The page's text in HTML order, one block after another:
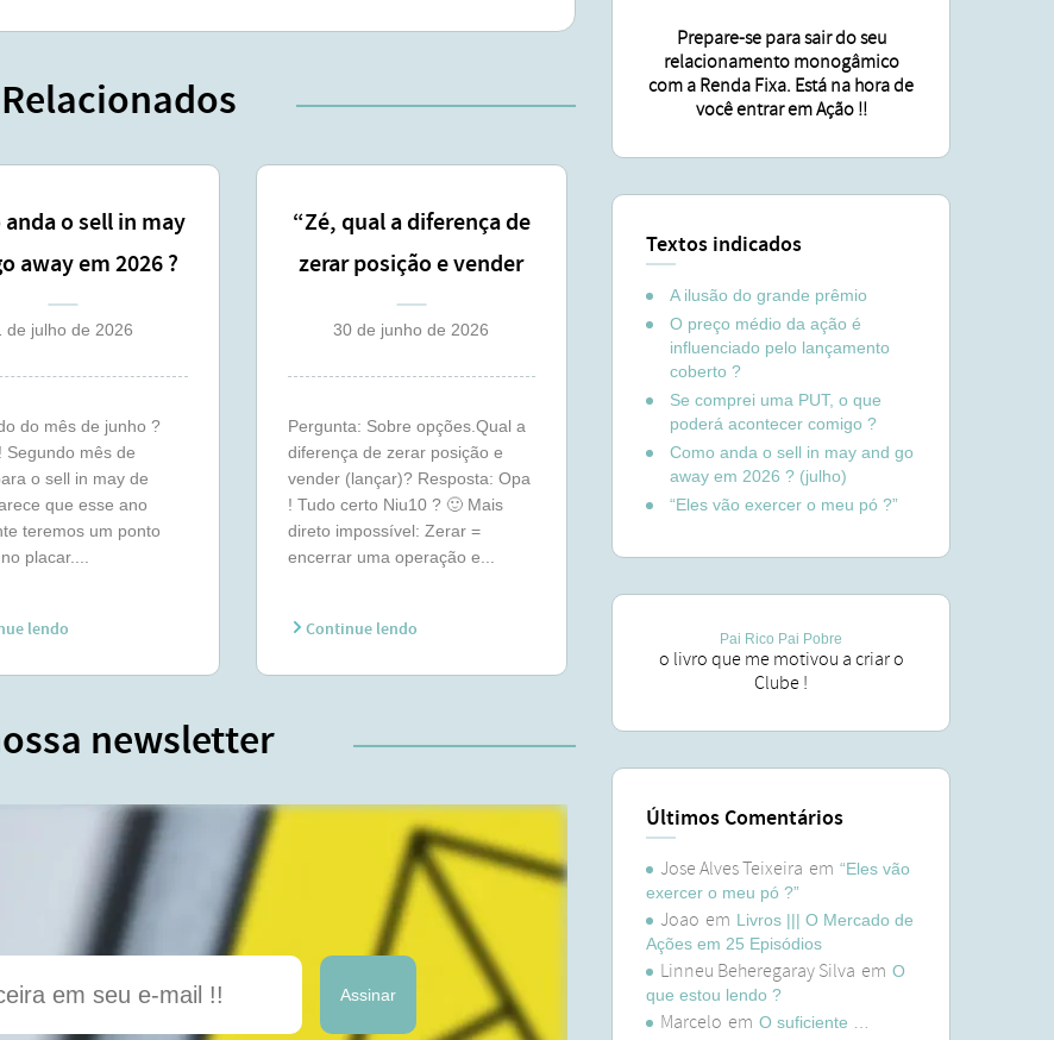
anda o sell in may
away em 2026 ?
(junho)
de julho de 2026
do mês de junho ?
Segundo mês de
o sell in may de
que esse ano
teremos um ponto
placar....
lendo
“Zé, qual a diferença de
zerar posição e vender
(lançar) ?”
30 de junho de 2026
Pergunta: Sobre opções.Qual a
diferença de zerar posição e
vender (lançar)? Resposta: Opa
! Tudo certo Niu10 ? 🙂 Mais
direto impossível: Zerar =
encerrar uma operação e...
Continue lendo
newsletter
Assinar
Prepare-se para sair do seu
relacionamento monogâmico
com a Renda Fixa. Está na hora de
você entrar em Ação !!
Textos indicados
A ilusão do grande prêmio
O preço médio da ação é
influenciado pelo lançamento
coberto ?
Se comprei uma PUT, o que
poderá acontecer comigo ?
Como anda o sell in may and go
away em 2026 ? (julho)
“Eles vão exercer o meu pó ?”
Pai Rico Pai Pobre
o livro que me motivou a criar o
Clube !
Últimos Comentários
Jose Alves Teixeira em “Eles vão
exercer o meu pó ?”
Joao em Livros ||| O Mercado de
Ações em 25 Episódios
Linneu Beheregaray Silva em O
que estou lendo ?
Marcelo em O suficiente …